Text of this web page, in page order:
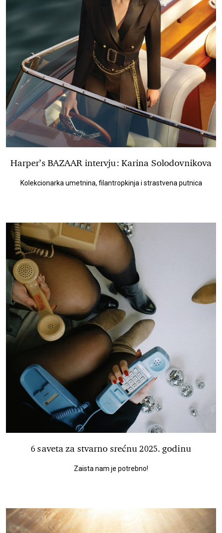
Harper’s BAZAAR intervju: Karina Solodovnikova
Kolekcionarka umetnina, filantropkinja i strastvena putnica
6 saveta za stvarno srećnu 2025. godinu
Zaista nam je potrebno!